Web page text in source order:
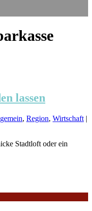
lassen
, Region, Wirtschaft |
Stadtloft oder ein